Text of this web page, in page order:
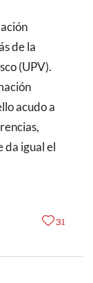
de la
(UPV).
acudo a
da igual el
31